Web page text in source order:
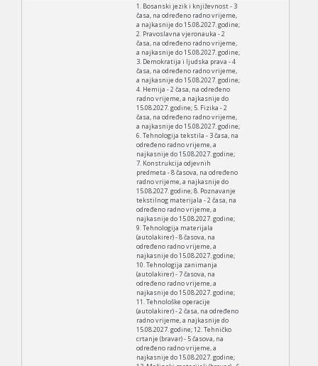
1. Bosanski jezik i književnost - 3
časa, na određeno radno vrijeme,
a najkasnije do 15.08.2027. godine;
2. Pravoslavna vjeronauka - 2
časa, na određeno radno vrijeme,
a najkasnije do 15.08.2027. godine;
3. Demokratija i ljudska prava - 4
časa, na određeno radno vrijeme,
a najkasnije do 15.08.2027. godine;
4. Hemija - 2 časa, na određeno
radno vrijeme, a najkasnije do
15.08.2027. godine; 5. Fizika - 2
časa, na određeno radno vrijeme,
a najkasnije do 15.08.2027. godine;
6. Tehnologija tekstila - 3 časa, na
određeno radno vrijeme, a
najkasnije do 15.08.2027. godine;
7. Konstrukcija odjevnih
predmeta - 8 časova, na određeno
radno vrijeme, a najkasnije do
15.08.2027. godine; 8. Poznavanje
tekstilnog materijala - 2 časa, na
određeno radno vrijeme, a
najkasnije do 15.08.2027. godine;
9. Tehnologija materijala
(autolakirer) - 8 časova, na
određeno radno vrijeme, a
najkasnije do 15.08.2027. godine;
10. Tehnologija zanimanja
(autolakirer) - 7 časova, na
određeno radno vrijeme, a
najkasnije do 15.08.2027. godine;
11. Tehnološke operacije
(autolakirer) - 2 časa, na određeno
radno vrijeme, a najkasnije do
15.08.2027. godine; 12. Tehničko
crtanje (bravar) - 5 časova, na
određeno radno vrijeme, a
najkasnije do 15.08.2027. godine;